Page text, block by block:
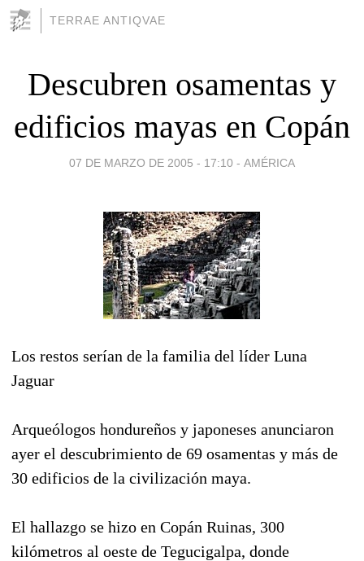
TERRAE ANTIQVAE
Descubren osamentas y
edificios mayas en Copán
07 DE MARZO DE 2005 - 17:10 - AMÉRICA
Los restos serían de la familia del líder Luna
Jaguar
Arqueólogos hondureños y japoneses anunciaron
ayer el descubrimiento de 69 osamentas y más de
30 edificios de la civilización maya.
El hallazgo se hizo en Copán Ruinas, 300
kilómetros al oeste de Tegucigalpa, donde